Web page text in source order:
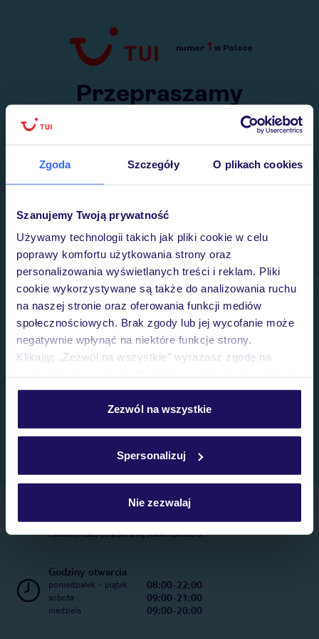
Zgoda Szczegóły O plikach cookies
Szanujemy Twoją prywatność
Używamy technologii takich jak pliki cookie w celu
poprawy komfortu użytkowania strony oraz
personalizowania wyświetlanych treści i reklam. Pliki
cookie wykorzystywane są także do analizowania ruchu
na naszej stronie oraz oferowania funkcji mediów
społecznościowych. Brak zgody lub jej wycofanie może
negatywnie wpłynąć na niektóre funkcje strony.
Klikając „Zezwól na wszystkie” wyrażasz zgodę na
personalizować swój wybór wchodząc w zakładkę
Szczegółowe informacje o plikach cookie znajdziesz
Zezwól na wszystkie
Spersonalizuj
Nie zezwalaj
Przejdź do TUI.pl
numer 1 w Polsce
Przepraszamy
Wysłaliśmy nasz serwis na krótkie wakacje.
Telefoniczne Centrum Rezerwacji
22 270 31 20
Całkowity koszt połączenia wg stawki operatora
Godziny otwarcia
poniedziałek - piątek 08:00-22:00
sobota 09:00-21:00
niedziela 09:00-20:00